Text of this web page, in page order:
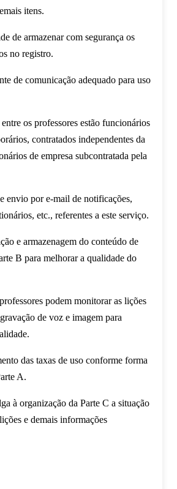
itens.
de armazenar com segurança os
no registro.
de comunicação adequado para uso
os professores estão funcionários
contratados independentes da
de empresa subcontratada pela
envio por e-mail de notificações,
etc., referentes a este serviço.
e armazenagem do conteúdo de
B para melhorar a qualidade do
podem monitorar as lições
de voz e imagem para
das taxas de uso conforme forma
A.
à organização da Parte C a situação
e demais informações